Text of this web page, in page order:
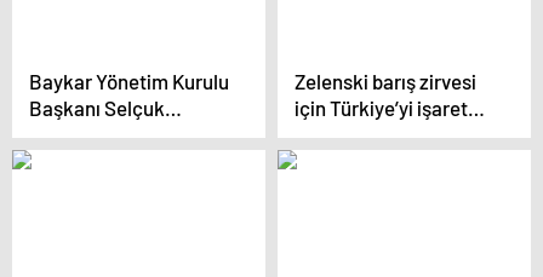
Baykar Yönetim Kurulu
Başkanı Selçuk
Bayraktar Türkiye’nin
2023 gelir vergisi
Zelenski barış zirvesi
için Türkiye’yi işaret
etti